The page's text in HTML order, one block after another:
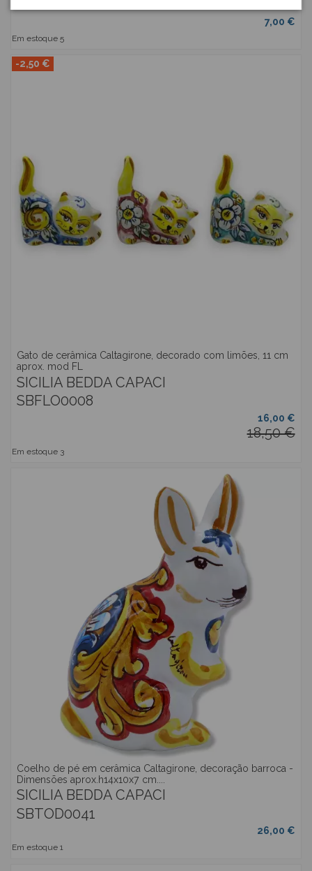
7,00 €
Em estoque 5
-2,50 €
Gato de cerâmica Caltagirone, decorado com limões, 11 cm
aprox. mod FL
SICILIA BEDDA CAPACI
SBFLO0008
16,00 €
18,50 €
Em estoque 3
Coelho de pé em cerâmica Caltagirone, decoração barroca -
Dimensões aprox.h14x10x7 cm....
SICILIA BEDDA CAPACI
SBTOD0041
26,00 €
Em estoque 1